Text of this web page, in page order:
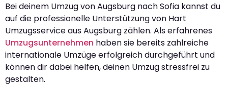
Bei deinem Umzug von Augsburg nach Sofia kannst du
auf die professionelle Unterstützung von Hart
Umzugsservice aus Augsburg zählen. Als erfahrenes
Umzugsunternehmen haben sie bereits zahlreiche
internationale Umzüge erfolgreich durchgeführt und
können dir dabei helfen, deinen Umzug stressfrei zu
gestalten.